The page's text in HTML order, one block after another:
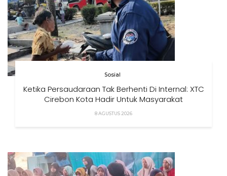
Sosial
Ketika Persaudaraan Tak Berhenti Di Internal: XTC
Cirebon Kota Hadir Untuk Masyarakat
8 AGUSTUS 2026